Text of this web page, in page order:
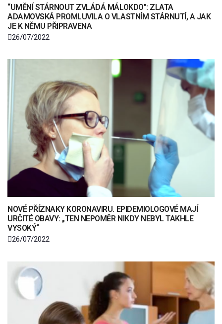
“UMĚNÍ STÁRNOUT ZVLÁDÁ MÁLOKDO”: ZLATA
ADAMOVSKÁ PROMLUVILA O VLASTNÍM STÁRNUTÍ, A JAK
JE K NĚMU PŘIPRAVENA
26/07/2022
NOVÉ PŘÍZNAKY KORONAVIRU. EPIDEMIOLOGOVÉ MAJÍ
URČITÉ OBAVY: „TEN NEPOMĚR NIKDY NEBYL TAKHLE
VYSOKÝ“
26/07/2022